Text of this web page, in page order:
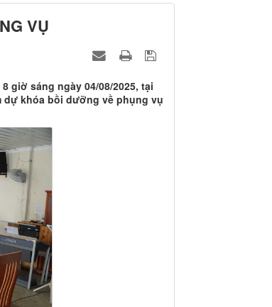
VỤ
giờ sáng ngày 04/08/2025, tại
dự khóa bồi dưỡng về phụng vụ